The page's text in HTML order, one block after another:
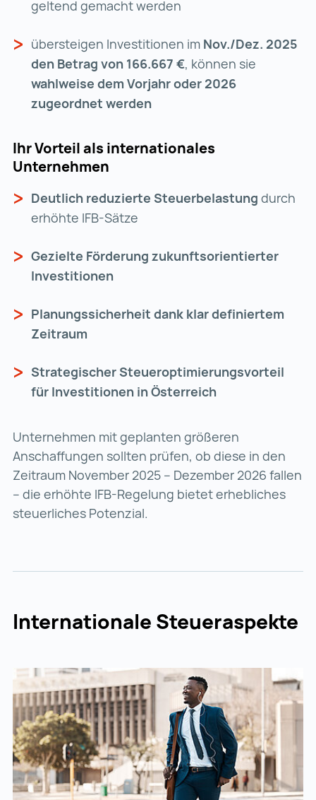
geltend gemacht werden
übersteigen Investitionen im Nov./Dez. 2025
den Betrag von 166.667 €, können sie
wahlweise dem Vorjahr oder 2026
zugeordnet werden
Ihr Vorteil als internationales
Unternehmen
Deutlich reduzierte Steuerbelastung durch
erhöhte IFB-Sätze
Gezielte Förderung zukunftsorientierter
Investitionen
Planungssicherheit dank klar definiertem
Zeitraum
Strategischer Steueroptimierungsvorteil
für Investitionen in Österreich
Unternehmen mit geplanten größeren
Anschaffungen sollten prüfen, ob diese in den
Zeitraum November 2025 – Dezember 2026 fallen
– die erhöhte IFB-Regelung bietet erhebliches
steuerliches Potenzial.
Internationale Steueraspekte